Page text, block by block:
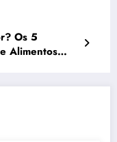
Os 5
Alimentos